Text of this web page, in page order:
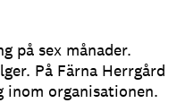
på sex månader.
På Färna Herrgård
organisationen.